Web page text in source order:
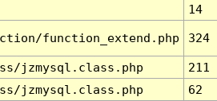
14
function_extend.php 324
jzmysql.class.php
211
jzmysql.class.php
62